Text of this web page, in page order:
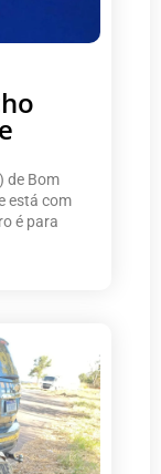
de Bom
está com
é para